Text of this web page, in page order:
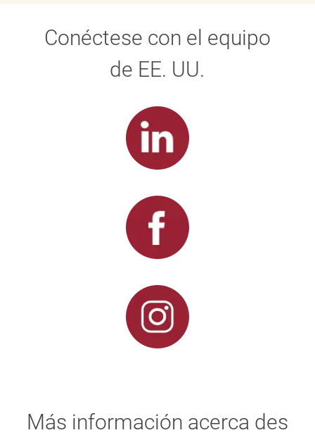
Conéctese con el equipo
de EE. UU.
Más información acerca des